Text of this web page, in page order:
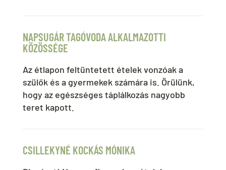
NAPSUGÁR TAGÓVODA ALKALMAZOTTI
KÖZÖSSÉGE
Az étlapon feltüntetett ételek vonzóak a
szülők és a gyermekek számára is. Örülünk,
hogy az egészséges táplálkozás nagyobb
teret kapott.
CSILLEKYNÉ KOCKÁS MÓNIKA